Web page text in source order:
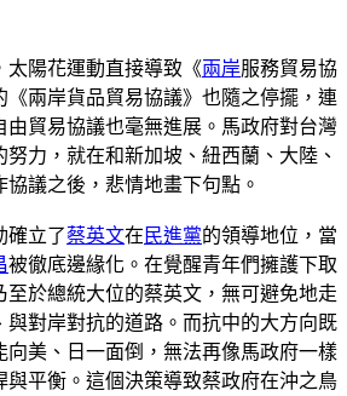
太陽花運動直接導致《兩岸服務貿易協
《兩岸貨品貿易協議》也隨之停擺，連
由貿易協議也毫無進展。馬政府對台灣
努力，就在和新加坡、紐西蘭、大陸、
協議之後，悲情地畫下句點。
確立了蔡英文在 民進黨的領導地位，當
被徹底邊緣化。在覺醒青年們擁護下取
至於總統大位的蔡英文，無可避免地走
與對岸對抗的道路。而抗中的大方向既
向美、日一面倒，無法再像馬政府一樣
與平衡。這個決策導致蔡政府在沖之鳥